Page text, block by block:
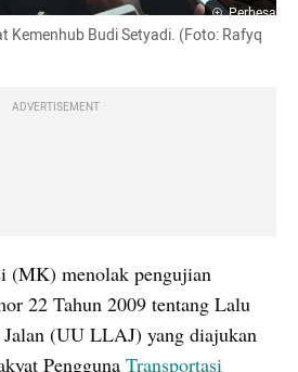
Perbesar
Kemenhub Budi Setyadi. (Foto: Rafyq
ADVERTISEMENT
(MK) menolak pengujian
22 Tahun 2009 tentang Lalu
(UU LLAJ) yang diajukan
Pengguna Transportasi